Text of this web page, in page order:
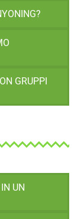
GRUPPI
UN